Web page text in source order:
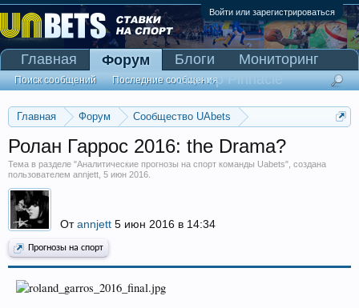
Войти или зарегистрироваться
Главная Форум
Сообщество UAbets
Ролан Гаррос 2016: the Drama?
Тема в разделе "Аналитические прогнозы на спорт команды Uabets", создана
пользователем annjett 5 июн 2016
От annjett 5 июн 2016 в 14:34
Прогнозы на спорт
Главная Форум
Поиск сообщений Последние сообщения
Блоги
Мониторинг
Сканер Pinnacle